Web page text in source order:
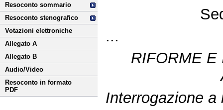
Resoconto sommario
Resoconto stenografico
Votazioni elettroniche
Allegato A
Allegato B
Audio/Video
Resoconto in formato
PDF
...
RIFORME E
Interrogazione